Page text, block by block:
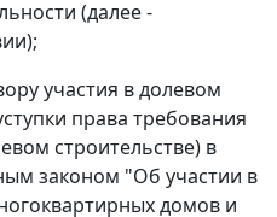
(далее -
участия в долевом
права требования
строительстве) в
законом "Об участии в
домов и